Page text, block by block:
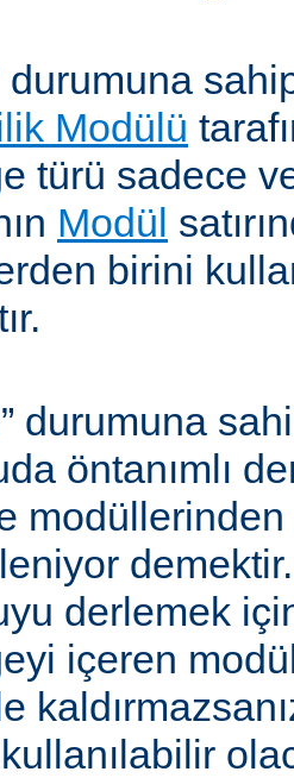
durumuna
Modülü
türü sadece
Modül
birini
durumuna
öntanımlı
modüllerinden
derlemek
içeren